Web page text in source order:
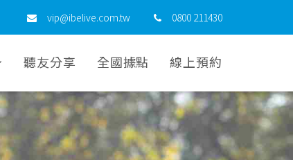
vip@ibelive.com.tw 0800 211430
聽友分享 全國據點 線上預約